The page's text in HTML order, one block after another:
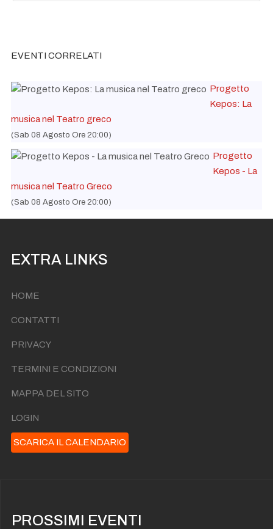
EVENTI CORRELATI
Progetto
Kepos: La
musica nel Teatro greco
(Sab 08 Agosto Ore 20:00)
Progetto
Kepos - La
musica nel Teatro Greco
(Sab 08 Agosto Ore 20:00)
EXTRA LINKS
HOME
CONTATTI
PRIVACY
TERMINI E CONDIZIONI
MAPPA DEL SITO
LOGIN
SCARICA IL CALENDARIO
PROSSIMI EVENTI